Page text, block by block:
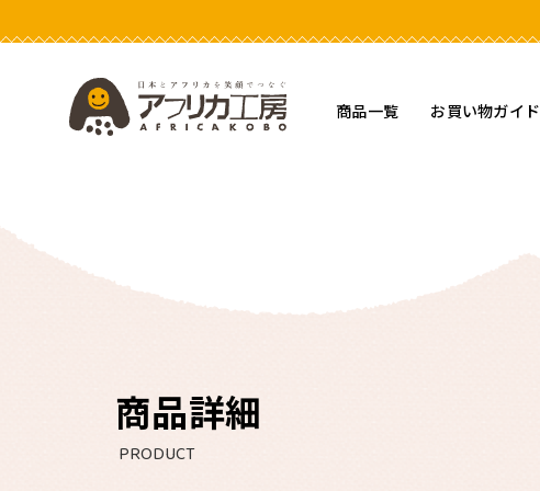
商品一覧 お買い物ガイド
商品詳細
PRODUCT